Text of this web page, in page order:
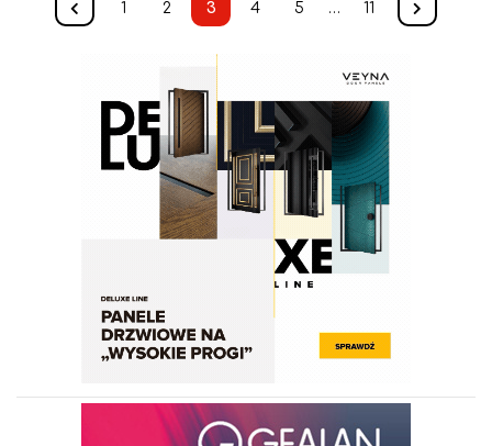
1 2 3 4 5 … 11